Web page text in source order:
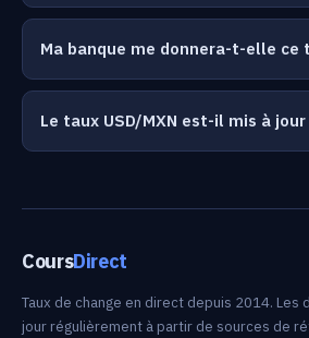
Ma banque me donnera-t-elle ce
Le taux USD/MXN est-il mis à
CoursDirect
Taux de change en direct depuis 2014. Les
jour régulièrement à partir de sources de